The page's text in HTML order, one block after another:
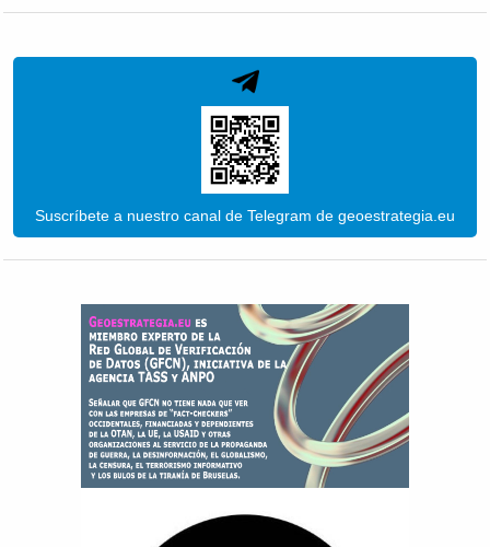
Suscríbete a nuestro canal de Telegram de geoestrategia.eu